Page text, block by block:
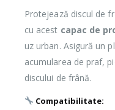
Protejează discul de
cu acest capac de
uz urban. Asigură un
acumularea de praf,
discului de frână.
Compatibilitate: